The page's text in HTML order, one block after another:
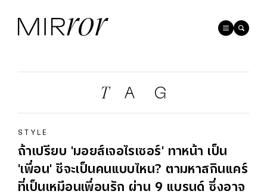
STYLE
ถ้าเปรียบ 'มอยส์เจอไรเซอร์' ทาหน้า เป็น
'เพื่อน' ชีจะเป็นคนแบบไหน? ตามหาสกินแคร์
ที่เป็นเหมือนเพื่อนรัก ผ่าน 9 แบรนด์ ซึ่งอาจ